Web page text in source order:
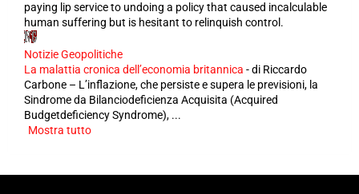
paying lip service to undoing a policy that caused incalculable
human suffering but is hesitant to relinquish control.
Notizie Geopolitiche
La malattia cronica dell’economia britannica -di Riccardo
Carbone – L’inflazione, che persiste e supera le previsioni, la
Sindrome da Bilanciodeficienza Acquisita (Acquired
Budgetdeficiency Syndrome), ...
Mostra tutto